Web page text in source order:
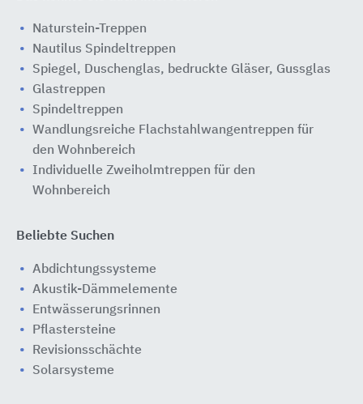
Naturstein-Treppen
Nautilus Spindeltreppen
Spiegel, Duschenglas, bedruckte Gläser, Gussglas
Glastreppen
Spindeltreppen
Wandlungsreiche Flachstahlwangentreppen für
den Wohnbereich
Individuelle Zweiholmtreppen für den
Wohnbereich
Beliebte Suchen
Abdichtungssysteme
Akustik-Dämmelemente
Entwässerungsrinnen
Pflastersteine
Revisionsschächte
Solarsysteme